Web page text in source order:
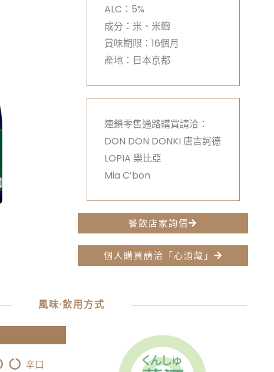
ALC：5%
成分：米、米麴
賞味期限：16個月
產地：日本京都
連鎖零售通路購買請洽：
DON DON DONKI 唐吉訶德
LOPIA 樂比亞
Mia C’bon
餐飲店家詢價
個人購買請洽「心酒藏」
風味·飲用方式
辛口